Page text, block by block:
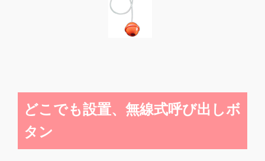
どこでも設置、無線式呼び出しボ
タン